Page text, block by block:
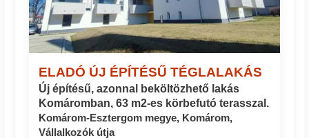
ELADÓ ÚJ ÉPÍTÉSŰ TÉGLALAKÁS
Új építésű, azonnal beköltözhető lakás
Komáromban, 63 m2-es körbefutó terasszal.
Komárom-Esztergom megye, Komárom,
Vállalkozók útja